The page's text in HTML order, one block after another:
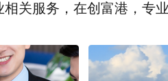
关服务，在创富港，专